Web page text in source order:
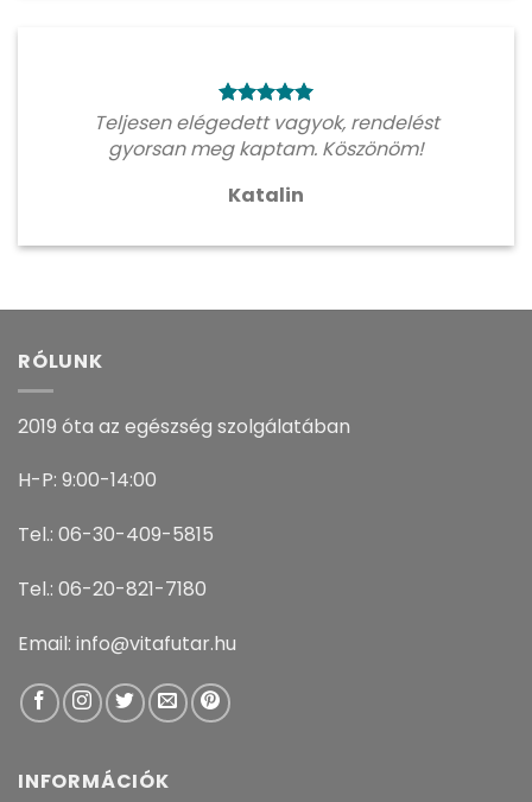
Teljesen elégedett vagyok, rendelést
gyorsan meg kaptam. Köszönöm!
Katalin
RÓLUNK
2019 óta az egészség szolgálatában
H-P: 9:00-14:00
Tel.: 06-30-409-5815
Tel.: 06-20-821-7180
Email: info@vitafutar.hu
INFORMÁCIÓK